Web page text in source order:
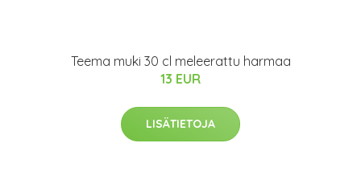
Teema muki 30 cl meleerattu harmaa
13 EUR
LISÄTIETOJA